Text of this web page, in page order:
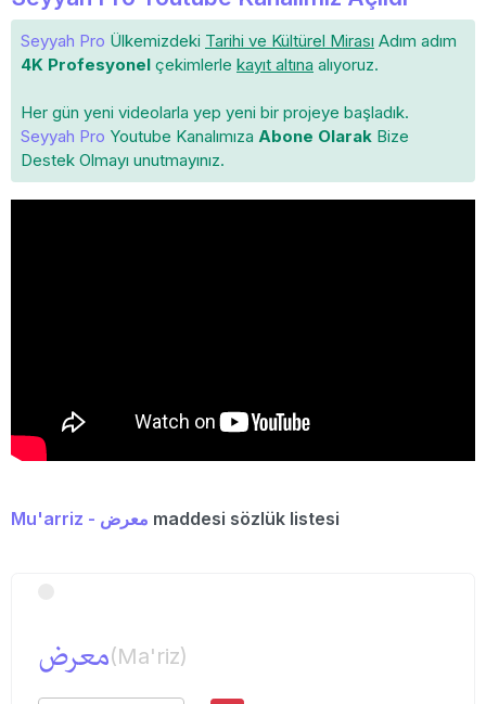
Seyyah Pro Ülkemizdeki Tarihi ve Kültürel Mirası Adım adım
4K Profesyonel çekimlerle kayıt altına alıyoruz.
Her gün yeni videolarla yep yeni bir projeye başladık.
Seyyah Pro Youtube Kanalımıza Abone Olarak Bize
Destek Olmayı unutmayınız.
Mu'arriz - معرض maddesi sözlük listesi
معرض(Ma'riz)